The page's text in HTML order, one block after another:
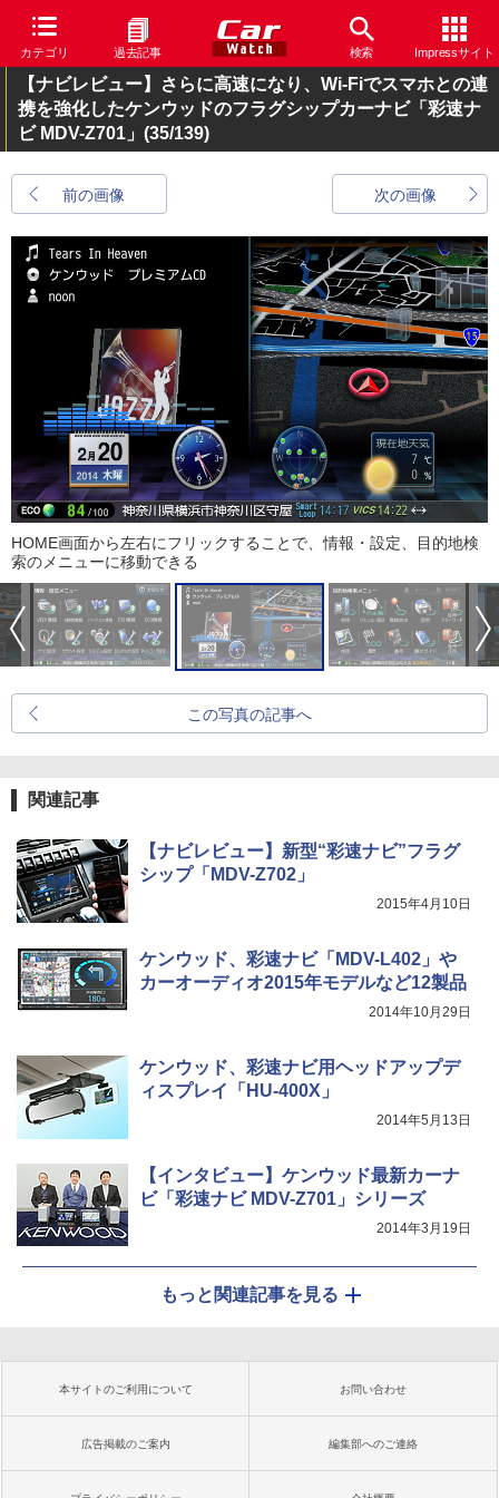
カテゴリ 過去記事 検索 Impressサイト
【ナビレビュー】さらに高速になり、Wi-Fiでスマホとの連
携を強化したケンウッドのフラグシップカーナビ「彩速ナ
ビ MDV-Z701」 (35/139)
前の画像 次の画像
HOME画面から左右にフリックすることで、情報・設定、目的地検
索のメニューに移動できる
この写真の記事へ
関連記事
【ナビレビュー】新型“彩速ナビ”フラグ
シップ「MDV-Z702」
2015年4月10日
ケンウッド、彩速ナビ「MDV-L402」や
カーオーディオ2015年モデルなど12製品
2014年10月29日
ケンウッド、彩速ナビ用ヘッドアップデ
ィスプレイ「HU-400X」
2014年5月13日
【インタビュー】ケンウッド最新カーナ
ビ「彩速ナビ MDV-Z701」シリーズ
2014年3月19日
もっと関連記事を見る
本サイトのご利用について お問い合わせ
広告掲載のご案内 編集部へのご連絡